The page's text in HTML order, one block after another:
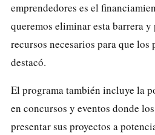
emprendedores es el
queremos eliminar esta barrera
recursos necesarios para que los
destacó.
El programa también incluye la
en concursos y eventos donde
presentar sus proyectos a